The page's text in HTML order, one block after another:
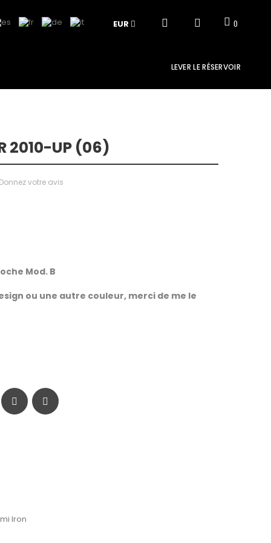
EUR 0
LEVER LE RÉSERVOIR
2010-UP (06)
Donnez votre avis
Mod. B
ou une autre couleur, merci de me le
Iron